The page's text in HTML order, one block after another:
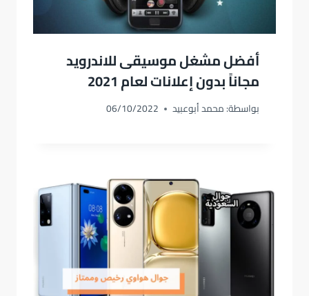
أفضل مشغل موسيقى للاندرويد
مجاناً بدون إعلانات لعام 2021
بواسطة:محمد أبوعبيد 06/10/2022